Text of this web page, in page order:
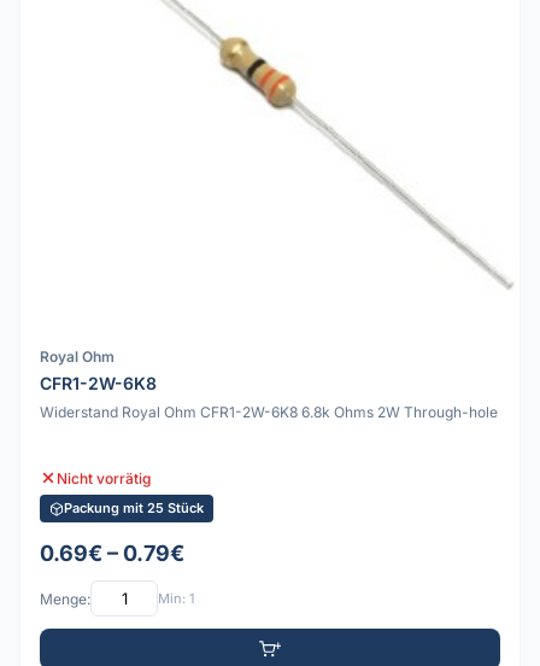
Royal Ohm
CFR1-2W-6K8
Widerstand Royal Ohm CFR1-2W-6K8 6.8k Ohms 2W Through-hole
Nicht vorrätig
Packung mit 25 Stück
0.69€ – 0.79€
Menge: Min: 1